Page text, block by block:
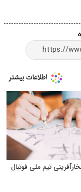
تیم ملی فوتبال